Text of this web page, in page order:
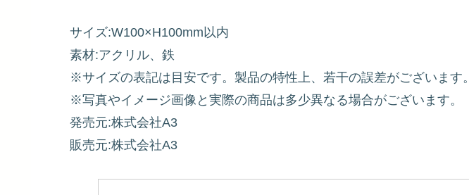
サイズ:W100×H100mm以内
素材:アクリル、鉄
※サイズの表記は目安です。製品の特性上、若干の誤差がございます。
※写真やイメージ画像と実際の商品は多少異なる場合がございます。
発売元:株式会社A3
販売元:株式会社A3